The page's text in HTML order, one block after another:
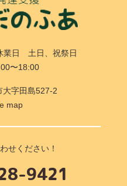
業日 土日、祝祭日
〜18:00
字田島527-2
map
せください！
9421